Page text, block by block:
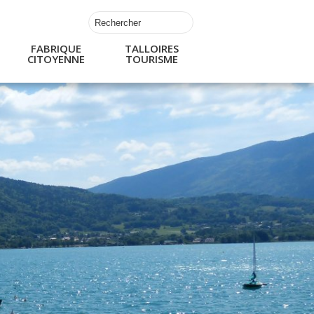
FABRIQUE
CITOYENNE
TALLOIRES
TOURISME